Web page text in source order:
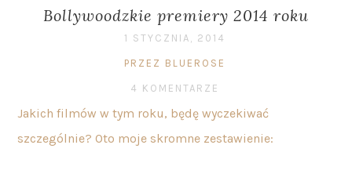
Bollywoodzkie premiery 2014 roku
1 STYCZNIA, 2014
PRZEZ BLUEROSE
4 KOMENTARZE
Jakich filmów w tym roku, będę wyczekiwać
szczególnie? Oto moje skromne zestawienie: